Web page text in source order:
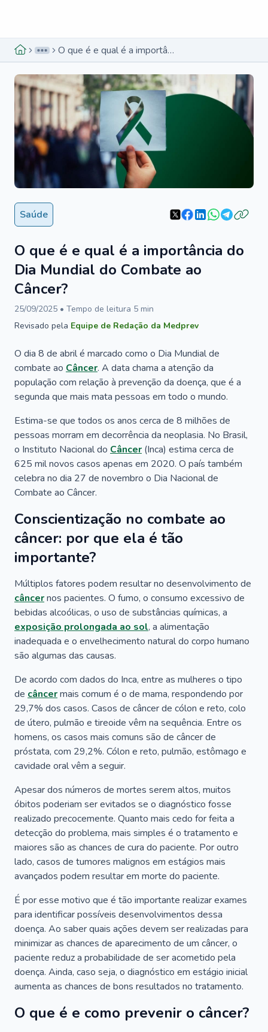
O que é e qual é a importância do Dia Mundial do Combate ao Câncer?
Saúde
O que é e qual é a importância do
Dia Mundial do Combate ao
Câncer?
25/09/2025 • Tempo de leitura 5 min
Revisado pela Equipe de Redação da Medprev
O dia 8 de abril é marcado como o Dia Mundial de
combate ao Câncer. A data chama a atenção da
população com relação à prevenção da doença, que é a
segunda que mais mata pessoas em todo o mundo.
Estima-se que todos os anos cerca de 8 milhões de
pessoas morram em decorrência da neoplasia. No Brasil,
o Instituto Nacional do Câncer (Inca) estima cerca de
625 mil novos casos apenas em 2020. O país também
celebra no dia 27 de novembro o Dia Nacional de
Combate ao Câncer.
Conscientização no combate ao
câncer: por que ela é tão
importante?
Múltiplos fatores podem resultar no desenvolvimento de
câncernos pacientes. O fumo, o consumo excessivo de
bebidas alcoólicas, o uso de substâncias químicas, a
exposição prolongada ao sol, a alimentação
inadequada e o envelhecimento natural do corpo humano
são algumas das causas.
De acordo com dados do Inca, entre as mulheres o tipo
de câncermais comum é o de mama, respondendo por
29,7% dos casos. Casos de câncer de cólon e reto, colo
de útero, pulmão e tireoide vêm na sequência. Entre os
homens, os casos mais comuns são de câncer de
próstata, com 29,2%. Cólon e reto, pulmão, estômago e
cavidade oral vêm a seguir.
Apesar dos números de mortes serem altos, muitos
óbitos poderiam ser evitados se o diagnóstico fosse
realizado precocemente. Quanto mais cedo for feita a
detecção do problema, mais simples é o tratamento e
maiores são as chances de cura do paciente. Por outro
lado, casos de tumores malignos em estágios mais
avançados podem resultar em morte do paciente.
É por esse motivo que é tão importante realizar exames
para identificar possíveis desenvolvimentos dessa
doença. Ao saber quais ações devem ser realizadas para
minimizar as chances de aparecimento de um câncer, o
paciente reduz a probabilidade de ser acometido pela
doença. Ainda, caso seja, o diagnóstico em estágio inicial
aumenta as chances de bons resultados no tratamento.
O que é e como prevenir o câncer?